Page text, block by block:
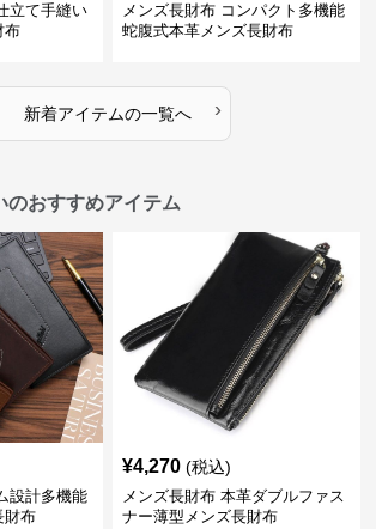
立て手縫い
布
メンズ長財布 コンパクト多機能
蛇腹式本革メンズ長財布
新着アイテムの一覧へ ›
のおすすめアイテム
設計多機能
財布
¥4,270 (税込)
メンズ長財布 本革ダブルファス
ナー薄型メンズ長財布